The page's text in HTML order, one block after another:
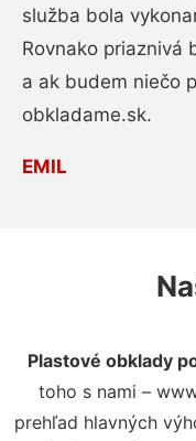
služba bola
Rovnako priaznivá
a ak budem niečo
obkladame.sk.
EMIL
Plastové obklady
toho s nami –
prehľad hlavných